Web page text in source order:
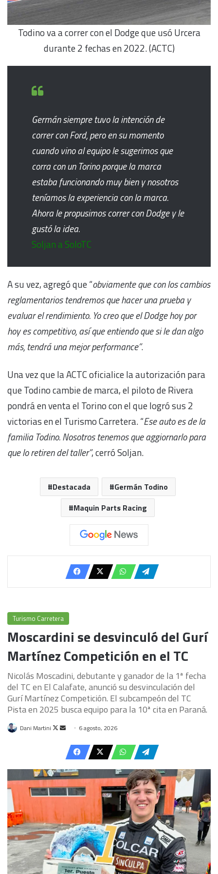
Todino va a correr con el Dodge que usó Urcera
durante 2 fechas en 2022. (ACTC)
Germán siempre tuvo la intención de
correr con Ford, pero en su momento
cuando vino al equipo le sugerimos que
corra con un Torino porque la marca
estaba funcionando muy bien y nosotros
teníamos la experiencia con la marca.
Ahora le propusimos correr con Dodge y le
gustó la idea.
Soljan a SoloTC
A su vez, agregó que “obviamente que con los cambios
reglamentarios tendremos que hacer una prueba y
evaluar el rendimiento. Yo creo que el Dodge hoy por
hoy es competitivo, así que entiendo que si le dan algo
más, tendrá una mejor performance”.
Una vez que la ACTC oficialice la autorización para
que Todino cambie de marca, el piloto de Rivera
pondrá en venta el Torino con el que logró sus 2
victorias en el Turismo Carretera. “Ese auto es de la
familia Todino. Nosotros tenemos que aggiornarlo para
que lo retiren del taller”, cerró Soljan.
Destacada
Germán Todino
Maquin Parts Racing